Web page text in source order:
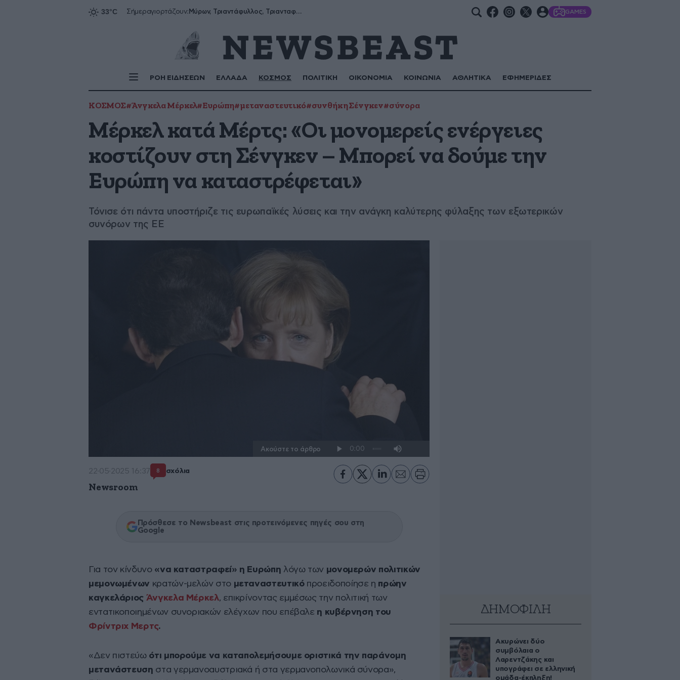
Σήμεραγιορτάζουν: Μύρων, Τριαντάφυλλος, Τριανταφυλλιά, Φυλλιώ, Ρόζα GAMES
ΡΟΗ ΕΙΔΗΣΕΩΝ ΕΛΛΑΔΑ ΚΟΣΜΟΣ ΠΟΛΙΤΙΚΗ ΟΙΚΟΝΟΜΙΑ ΚΟΙΝΩΝΙΑ ΑΘΛΗΤΙΚΑ ΕΦΗΜΕΡΙΔΕΣ
ΚΟΣΜΟΣ#Άνγκελα Μέρκελ#Ευρώπη#μεταναστευτικό#συνθήκη Σένγκεν#σύνορα
Μέρκελ κατά Μέρτς: «Οι μονομερείς ενέργειες
κοστίζουν στη Σένγκεν – Μπορεί να δούμε την
Ευρώπη να καταστρέφεται»
Τόνισε ότι πάντα υποστήριζε τις ευρωπαϊκές λύσεις και την ανάγκη καλύτερης φύλαξης των εξωτερικών
συνόρων της ΕΕ
Ακούστε το άρθρο
22·05·2025 16:37 8 σχόλια
Newsroom
Πρόσθεσε το Newsbeast στις προτεινόμενες πηγές σου στη
Google
Για τον κίνδυνο «να καταστραφεί» η Ευρώπη λόγω των μονομερών πολιτικών
μεμονωμένων κρατών-μελών στο μεταναστευτικόπροειδοποίησε η πρώην
καγκελάριος Άνγκελα Μέρκελ, επικρίνοντας εμμέσως την πολιτική των
εντατικοποιημένων συνοριακών ελέγχων που επέβαλε η κυβέρνηση του
Φρίντριχ Μερτς.
«Δεν πιστεύω ότι μπορούμε να καταπολεμήσουμε οριστικά την παράνομη
μετανάστευση στα γερμανοαυστριακά ή στα γερμανοπολωνικά σύνορα»,
ΔΗΜΟΦΙΛΗ
Ακυρώνει δύο
συμβόλαια ο
Λαρεντζάκης και
υπογράφει σε ελληνική
ομάδα-έκπληξη!